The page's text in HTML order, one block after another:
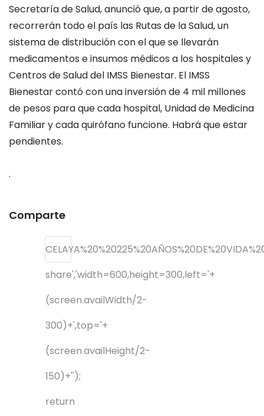
Secretaría de Salud, anunció que,a partir de agosto,
recorrerán todo el país las Rutas de la Salud, un
sistema de distribución con el que se llevarán
medicamentos e insumos médicos a los hospitales y
Centros de Salud del IMSS Bienestar. El IMSS
Bienestarcontócon una inversión de 4 mil millones
de pesos para que cada hospital, Unidad de Medicina
Familiar y cada quirófano funcione. Habrá que estar
pendientes.
.
Comparte
share','width=600,height=300,left='+
(screen.availWidth/2-
300)+',top='+
(screen.availHeight/2-
150)+'');
return